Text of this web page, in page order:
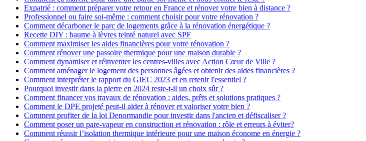
Expatrié : comment préparer votre retour en France et rénover votre bien à distance ?
Professionnel ou faire soi-même : comment choisir pour votre rénovation ?
Comment décarboner le parc de logements grâce à la rénovation énergétique ?
Recette DIY : baume à lèvres teinté naturel avec SPF
Comment maximiser les aides financières pour votre rénovation ?
Comment rénover une passoire thermique pour une maison durable ?
Comment dynamiser et réinventer les centres-villes avec Action Cœur de Ville ?
Comment aménager le logement des personnes âgées et obtenir des aides financières ?
Comment interpréter le rapport du GIEC 2023 et en retenir l'essentiel ?
Pourquoi investir dans la pierre en 2024 reste-t-il un choix sûr ?
Comment financer vos travaux de rénovation : aides, prêts et solutions pratiques ?
Comment le DPE projeté peut-il aider à rénover et valoriser votre bien ?
Comment profiter de la loi Denormandie pour investir dans l'ancien et défiscaliser ?
Comment poser un pare-vapeur en construction et rénovation : rôle et erreurs à éviter?
Comment réussir l’isolation thermique intérieure pour une maison économe en énergie ?